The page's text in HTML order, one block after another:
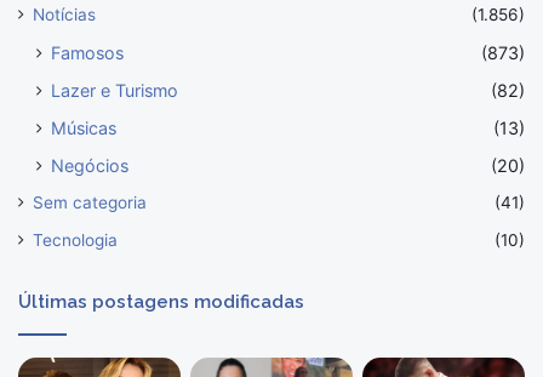
Notícias (1.856)
Famosos
(873)
Lazer e Turismo
(82)
Músicas
(13)
Negócios
(20)
Sem categoria
(41)
Tecnologia
(10)
Últimas postagens modificadas